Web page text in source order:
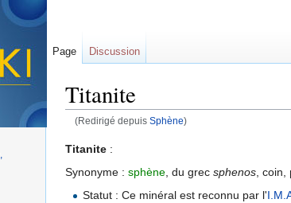
Titanite
(Redirigé depuis Sphène)
Titanite :
Synonyme : sphène , du grec sphenos ,
Statut : Ce minéral est reconnu par l'
Page Discussion